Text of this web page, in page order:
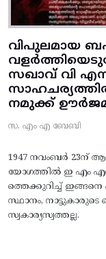
വിപുലമായ
സഖാവ് വി
നമുക്ക്
സ. എം എ ബേബി
1947 നവംബർ 23ന്
യോഗത്തിൽ ഇ എം
ത്തെക്കുറിച്ച്
സ്ഥാനം, നാട്ടുകാരുടെ
സ്വകാര്യസ്വത്തല്ല.